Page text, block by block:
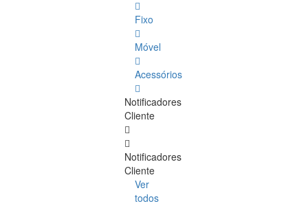
Fixo
Móvel
Acessórios
Notificadores
Cliente
Notificadores
Cliente
Ver
todos